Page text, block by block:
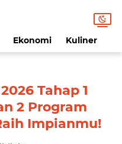
Ekonomi Kuliner
Tahap 1
2 Program
Impianmu!